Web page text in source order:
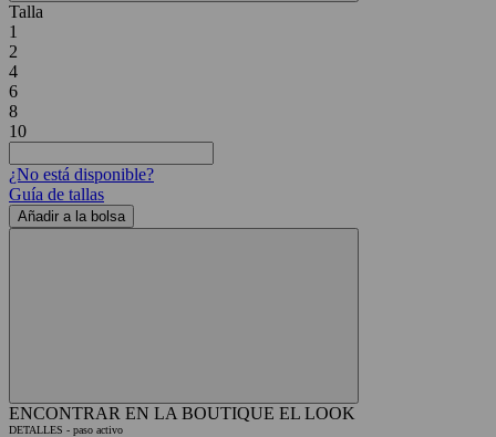
Talla
1
2
4
6
8
10
¿No está disponible?
Guía de tallas
Añadir a la bolsa
ENCONTRAR EN LA BOUTIQUE EL LOOK
DETALLES - paso activo